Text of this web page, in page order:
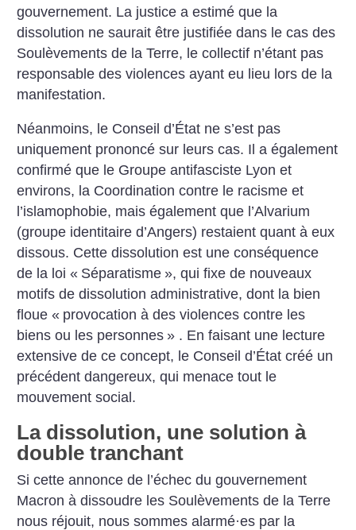
gouvernement. La justice a estimé que la
dissolution ne saurait être justifiée dans le cas des
Soulèvements de la Terre, le collectif n’étant pas
responsable des violences ayant eu lieu lors de la
manifestation.
Néanmoins, le Conseil d’État ne s’est pas
uniquement prononcé sur leurs cas. Il a également
confirmé que le Groupe antifasciste Lyon et
environs, la Coordination contre le racisme et
l’islamophobie, mais également que l’Alvarium
(groupe identitaire d’Angers) restaient quant à eux
dissous. Cette dissolution est une conséquence
de la loi « Séparatisme », qui fixe de nouveaux
motifs de dissolution administrative, dont la bien
floue « provocation à des violences contre les
biens ou les personnes » . En faisant une lecture
extensive de ce concept, le Conseil d’État créé un
précédent dangereux, qui menace tout le
mouvement social.
La dissolution, une solution à
double tranchant
Si cette annonce de l’échec du gouvernement
Macron à dissoudre les Soulèvements de la Terre
nous réjouit, nous sommes alarmé·es par la